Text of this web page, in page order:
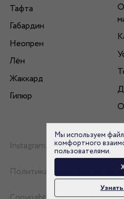
Тафта
Габардин
Неопрен
Лён
Жаккард
Гипюр
Instagram
Политика
Мы используем
комфортного
пользователями.